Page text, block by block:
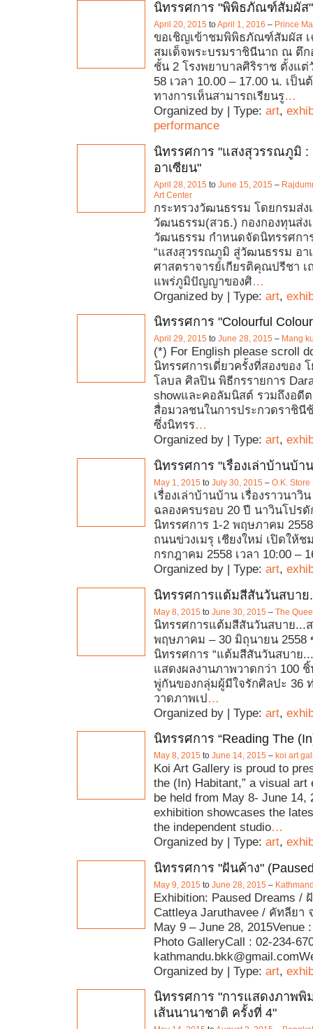
นิทรรศการ "พิพิธภัณฑ์สัมผัส"
April 20, 2015 toApril 1, 2016 – Prince
ขอเชิญเข้าชมพิพิธภัณฑ์สัมผัส เ
สมเด็จพระบรมราชินีนาถ ณ ตึก
ชั้น 2 โรงพยาบาลศิริราช ตั้งแต่
58 เวลา 10.00 – 17.00 น. เป็
ทางการเห็นสามารถเรียนรู…
Organized by | Type: art,
performance
นิทรรศการ "แสงสุวรรณภูมิ
อาเซียน"
April 28, 2015 to June 15, 2015 –
Art Center
กระทรวงวัฒนธรรม โดยกรมส่ง
วัฒนธรรม(สวธ.) กองกองทุนส่ง
วัฒนธรรม กำหนดจัดนิทรรศกา
“แสงสุวรรณภูมิ สู่วัฒนธรรม อา
ศาสตราจารย์เกียรติคุณปรีชา เ
แพร่ภูมิปัญญาของศิ…
Organized by | Type: art,
นิทรรศการ "Colourful
April 29, 2015 to June 28, 2015 – Mang
(*) For English please scroll
นิทรรศการเดี่ยวครั้งที่สองของ
โลบล ศิลปิน พิธีกรรายการ
showและคอลัมนิสต์ รวมถึงอดี
สื่อมวลชนในการประกวดราชินี
ซึ่งนิทรร…
Organized by | Type: art,
นิทรรศการ "เรื่องเล่าบ้านบ้า
May 1, 2015 to July 30, 2015 – O.K. Store
เรื่องเล่าบ้านบ้าน เรื่องราวนาวิ
ฉลองครบรอบ 20 ปี นาวินโปร
นิทรรศการ 1-2 พฤษภาคม
ถนนข่วงเมรุ เชียงใหม่ เปิดให้ช
กรกฎาคม 2558 เวลา 10:00 –
Organized by | Type: art,
นิทรรศการแต้มสีสันวันสบาย
May 8, 2015 to June 30, 2015 – The
นิทรรศการแต้มสีสันวันสบาย...
พฤษภาคม – 30 มิถุนายน 2558
นิทรรศการ “แต้มสีสันวันสบาย
แสดงผลงานภาพวาดกว่า 100
พู่กันของกลุ่มผู้มีใจรักศิลปะ 36
วาดภาพเป …
Organized by | Type: art,
นิทรรศการ “Reading The
May 8, 2015 to June 14, 2015 – koi art
Koi Art Gallery is proud to
the (In) Habitant,” a visual art
be held from May 8- June 14,
exhibition showcases the
the independent studio…
Organized by | Type: art,
นิทรรศการ "ฝันค้าง"
May 9, 2015 to June 28, 2015 –
Exhibition: Paused Dreams /
Cattleya Jaruthavee / คัทลียา
May 9 – June 28, 2015Venue
Photo GalleryCall : 02-234-
Organized by | Type: art,
นิทรรศการ "การแสดงภาพพิ
เส้นนานาชาติ ครั้งที่ 4"